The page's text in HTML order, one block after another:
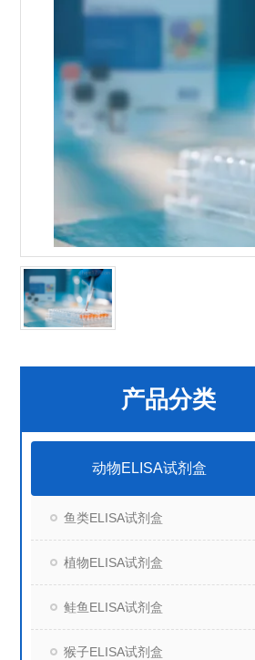
产品分类
动物ELISA试剂盒
鱼类ELISA试剂盒
植物ELISA试剂盒
鲑鱼ELISA试剂盒
猴子ELISA试剂盒